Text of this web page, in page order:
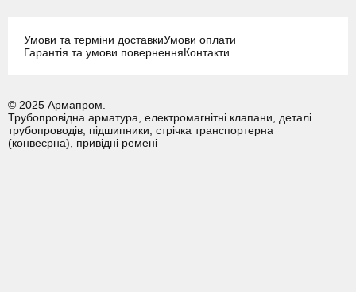
Умови та терміни доставкиУмови оплати
Гарантія та умови поверненняКонтакти
© 2025 Армапром.
Трубопровідна арматура, електромагнітні клапани, деталі
трубопроводів, підшипники, стрічка транспортерна
(конвеєрна), привідні ремені